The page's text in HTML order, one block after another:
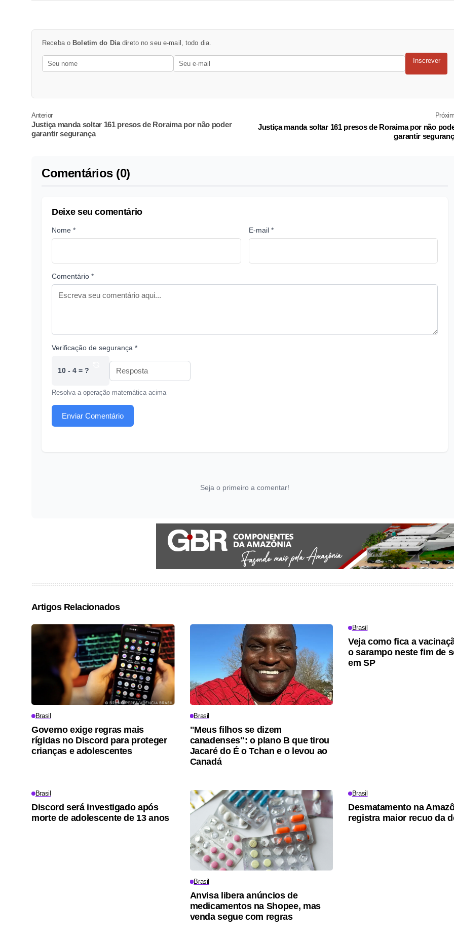
Receba o Boletim do Diadireto no seu e-mail, todo dia.
Inscrever
Anterior
Justiça manda soltar 161 presos de Roraima por não poder
garantir segurança
Justiça manda soltar 161 presos de Roraima por não
garantir
Comentários (0)
Deixe seu comentário
Nome * E-mail *
Comentário *
Verificação de segurança *
10 - 4 = ?
Resolva a operação matemática acima
Enviar Comentário
Seja o primeiro a comentar!
Artigos Relacionados
Brasil
Governo exige regras mais
rígidas no Discord para proteger
crianças e adolescentes
Brasil
"Meus filhos se dizem
canadenses": o plano B que tirou
Jacaré do É o Tchan e o levou ao
Canadá
Brasil
Veja como fica a
o sarampo neste fim de
em SP
Brasil
Discord será investigado após
morte de adolescente de 13 anos
Brasil
Anvisa libera anúncios de
medicamentos na Shopee, mas
venda segue com regras
Brasil
Desmatamento na
registra maior recuo da